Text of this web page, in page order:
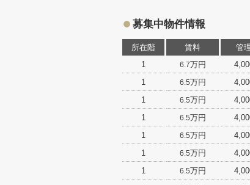
募集中物件情報
所在階 賃料 管
1
6.7万円
1
6.5万円
1
6.5万円
1
6.5万円
1
6.5万円
1
6.5万円
1
6.5万円